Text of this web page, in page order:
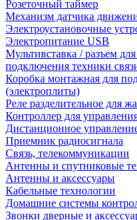
Розеточный таймер
Механизм датчика
Электроустановочные
Электропитание USB
Мультивставка / разъем
подключения техники
Коробка монтажная для
(электроплиты)
Реле разделительное для
Контроллер для
Дистанционное
Приемник радиосигнала
Связь, телекоммуникации
Антенны и спутниковые
Антенны и аксессуары
Кабельные технологии
Домашние системы
Звонки дверные и